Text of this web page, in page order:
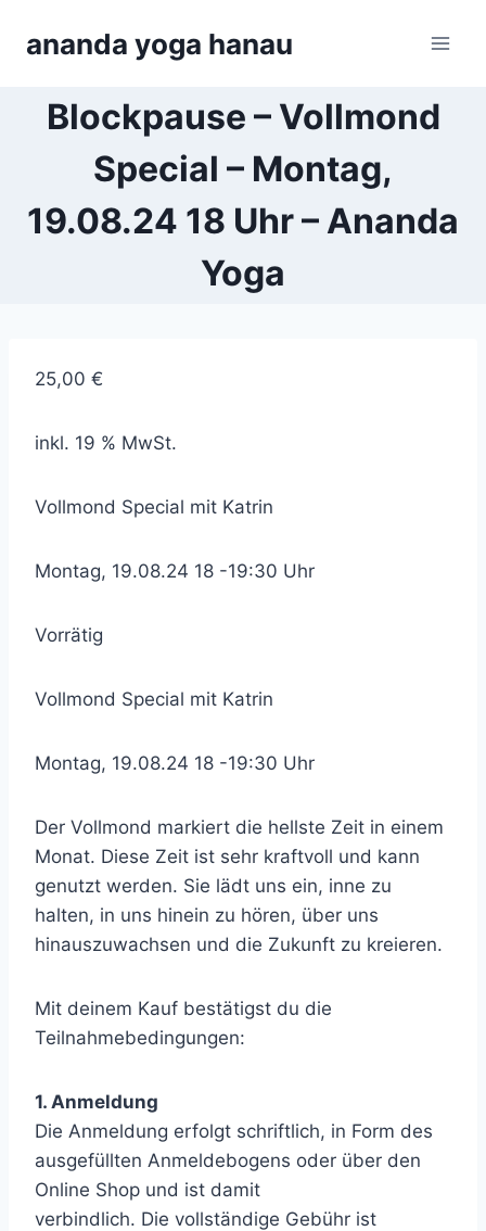
Inhaltananda yoga hanau
Blockpause – Vollmond
Special – Montag,
19.08.24 18 Uhr – Ananda
Yoga
25,00 €
inkl. 19 % MwSt.
Vollmond Special mit Katrin
Montag, 19.08.24 18 -19:30 Uhr
Vorrätig
Vollmond Special mit Katrin
Montag, 19.08.24 18 -19:30 Uhr
Der Vollmond markiert die hellste Zeit in einem
Monat. Diese Zeit ist sehr kraftvoll und kann
genutzt werden. Sie lädt uns ein, inne zu
halten, in uns hinein zu hören, über uns
hinauszuwachsen und die Zukunft zu kreieren.
Mit deinem Kauf bestätigst du die
Teilnahmebedingungen:
1. Anmeldung
Die Anmeldung erfolgt schriftlich, in Form des
ausgefüllten Anmeldebogens oder über den
Online Shop und ist damit
verbindlich. Die vollständige Gebühr ist